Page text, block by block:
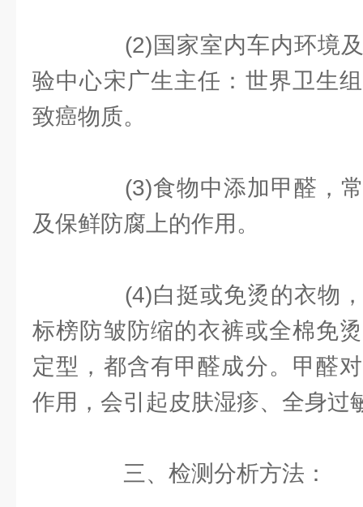
(2)国家室内车内环境及
验中心宋广生主任：世界卫生
致癌物质。
(3)食物中添加甲醛，常
及保鲜防腐上的作用。
(4)白挺或免烫的衣物，
标榜防皱防缩的衣裤或全棉免
定型，都含有甲醛成分。甲醛
作用，会引起皮肤湿疹、全身过
三、检测分析方法：